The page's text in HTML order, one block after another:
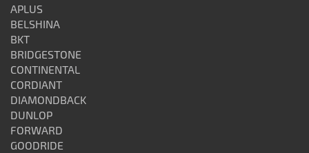
APLUS
BELSHINA
BKT
BRIDGESTONE
CONTINENTAL
CORDIANT
DIAMONDBACK
DUNLOP
FORWARD
GOODRIDE